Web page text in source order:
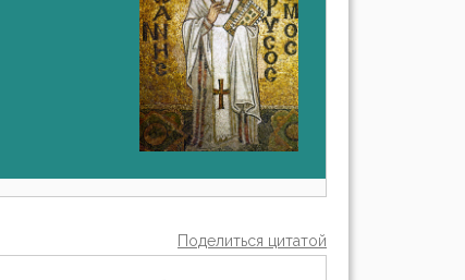
Поделиться цитатой